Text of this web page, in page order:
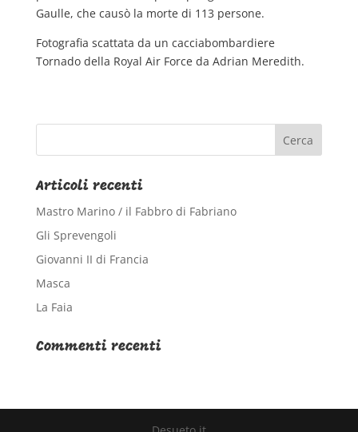
Gaulle, che causò la morte di 113 persone.
Fotografia scattata da un cacciabombardiere
Tornado della Royal Air Force da Adrian Meredith.
Articoli recenti
Mastro Marino / il Fabbro di Fabriano
Gli Sprevengoli
Giovanni II di Francia
Masca
La Faia
Commenti recenti